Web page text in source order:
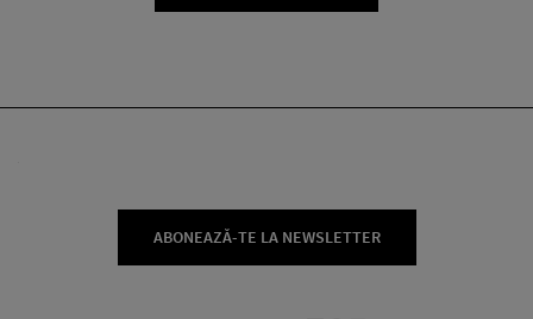
ABONEAZĂ-TE LA NEWSLETTER